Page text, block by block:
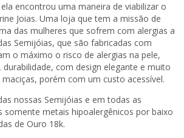
encontrou uma maneira de viabilizar o
Joias. Uma loja que tem a missão de
das mulheres que sofrem com alergias a
Semijóias, que são fabricadas com
o máximo o risco de alergias na pele,
durabilidade, com design elegante e muito
porém com um custo acessível.
nossas Semijóias e em todas as
somente metais hipoalergênicos por baixo
de Ouro 18k.